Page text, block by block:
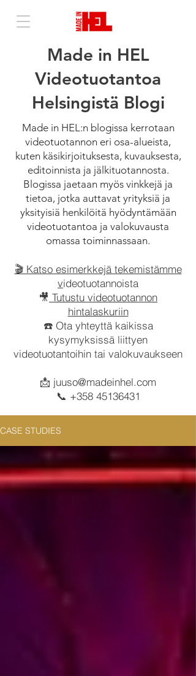
Made in HEL
Videotuotantoa
Helsingistä Blogi
Made in HEL:n blogissa kerrotaan
videotuotannon eri osa-alueista,
kuten käsikirjoituksesta, kuvauksesta,
editoinnista ja jälkituotannosta.
Blogissa jaetaan myös vinkkejä ja
tietoa, jotka auttavat yrityksiä ja
yksityisiä henkilöitä hyödyntämään
videotuotantoa ja valokuvausta
omassa toiminnassaan.
🎬 Katso esimerkkejä tekemistämme
videotuotannoista
🎥 Tutustu videotuotannon
hintalaskuriin
☎️ Ota yhteyttä kaikissa
kysymyksissä liittyen
videotuotantoihin tai valokuvaukseen
📩 juuso@madeinhel.com
📞 +358 45136431
CASE STUDIES